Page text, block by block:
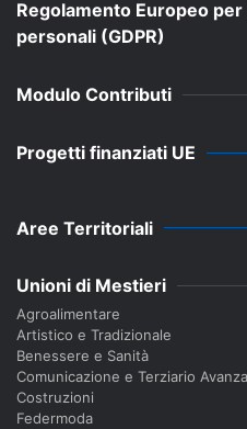
Regolamento Europeo
personali (GDPR)
Modulo Contributi
Progetti finanziati UE
Aree Territoriali
Unioni di Mestieri
Agroalimentare
Artistico e Tradizionale
Benessere e Sanità
Comunicazione e Terziario
Costruzioni
Federmoda